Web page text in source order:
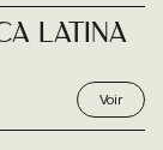
Latina
Voir